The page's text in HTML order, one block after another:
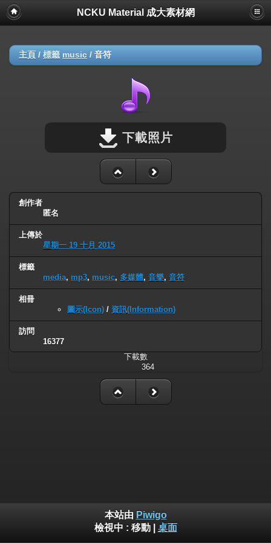
NCKU Material 成大素材網
主頁 / 標籤 music / 音符
下載照片
創作者
匿名
上傳於
星期一 19 十月 2015
標籤
media, mp3, music, 多媒體, 音樂, 音符
相冊
圖示(Icon) / 資訊(Information)
訪問
16377
下載數
364
本站由 Piwigo
檢視中 : 移動| 桌面